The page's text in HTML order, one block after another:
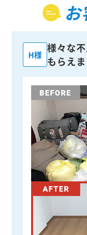
H様
様々な
もらえ